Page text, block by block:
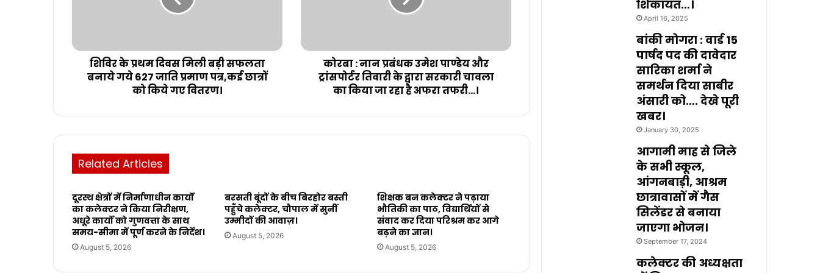
शिविर के प्रथम दिवस मिली बड़ी सफलता
बनाये गये 627 जाति प्रमाण पत्र,कई छात्रों
को किये गए वितरण।
कोरबा : नान प्रबंधक उमेश पाण्डेय और
ट्रांसपोर्टर तिवारी के द्वारा सरकारी चावला
का किया जा रहा है अफरा तफरी...।
Related Articles
दूरस्थ क्षेत्रों में निर्माणाधीन कार्यों
का कलेक्टर ने किया निरीक्षण,
अधूरे कार्यो को गुणवत्ता के साथ
समय-सीमा में पूर्ण करने के निर्देश।
August 5, 2026
बरसती बूंदों के बीच बिरहोर बस्ती
पहुँचे कलेक्टर, चौपाल में सुनीं
उम्मीदों की आवाज़।
August 5, 2026
शिक्षक बन कलेक्टर ने पढ़ाया
भौतिकी का पाठ, विद्यार्थियों से
संवाद कर दिया परिश्रम कर आगे
बढ़ने का ज्ञान।
August 5, 2026
शिकायत…।
April 16, 2025
बांकी मोगरा : वार्ड 15
पार्षद पद की दावेदार
सारिका शर्मा ने
समर्थन दिया साबीर
अंसारी को…. देखे पूरी
खबर।
January 30, 2025
आगामी माह से जिले
के सभी स्कूल,
आंगनबाड़ी, आश्रम
छात्रावासों में गैस
सिलेंडर से बनाया
जाएगा भोजन।
September 17, 2024
कलेक्टर की अध्यक्षता